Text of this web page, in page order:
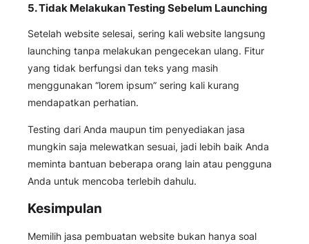
5. Tidak Melakukan Testing Sebelum Launching
Setelah website selesai, sering kali website langsung
launching tanpa melakukan pengecekan ulang. Fitur
yang tidak berfungsi dan teks yang masih
menggunakan “lorem ipsum” sering kali kurang
mendapatkan perhatian.
Testing dari Anda maupun tim penyediakan jasa
mungkin saja melewatkan sesuai, jadi lebih baik Anda
meminta bantuan beberapa orang lain atau pengguna
Anda untuk mencoba terlebih dahulu.
Kesimpulan
Memilih jasa pembuatan website bukan hanya soal